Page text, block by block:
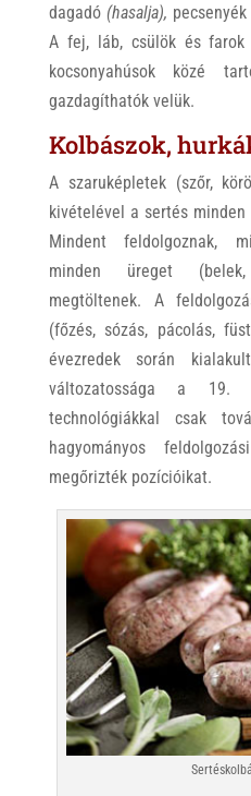
dagadó (hasalja),
A fej, láb, csülök és
kocsonyahúsok közé
gazdagíthatók velük.
Kolbászok,
A szaruképletek (szőr,
kivételével a sertés
Mindent feldolgoznak,
minden üreget
megtöltenek. A
(főzés, sózás, pácolás,
évezredek során
változatossága a
technológiákkal csak
hagyományos
megőrizték pozícióikat.